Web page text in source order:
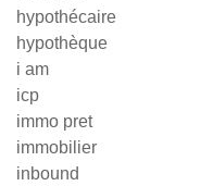
hypothécaire
hypothèque
i am
icp
immo pret
immobilier
inbound